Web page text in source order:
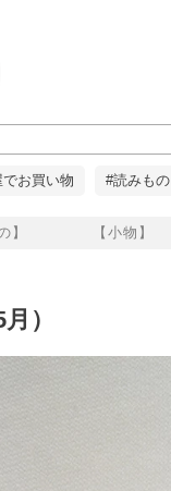
】 【小物】
でお買い物 #読みもの
）